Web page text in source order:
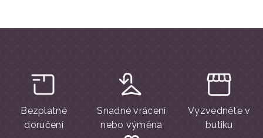
Bezplatné
doručení
Snadné vrácení
nebo výměna
Vyzvedněte v
butiku